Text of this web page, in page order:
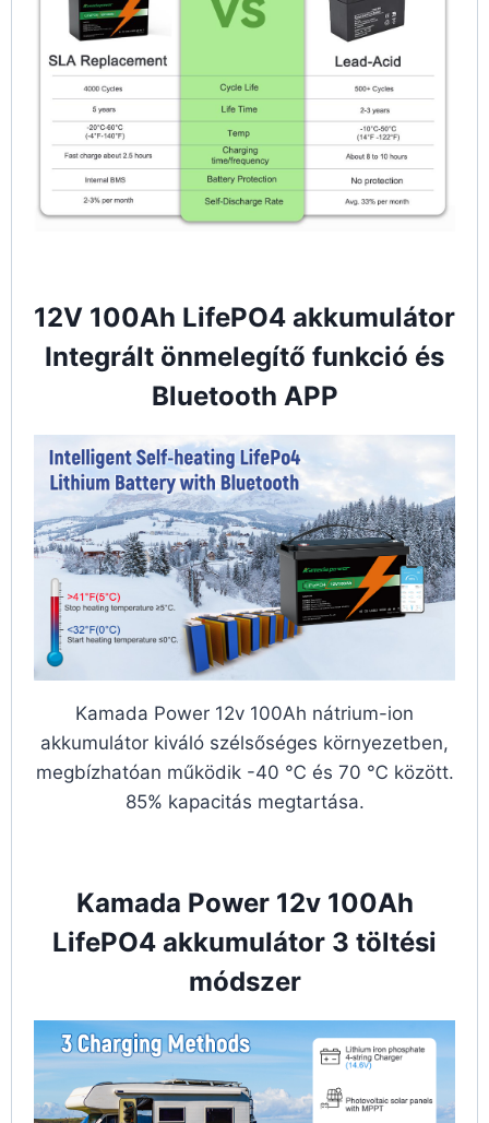
12V 100Ah LifePO4 akkumulátor
Integrált önmelegítő funkció és
Bluetooth APP
Kamada Power 12v 100Ah nátrium-ion
akkumulátor kiváló szélsőséges környezetben,
megbízhatóan működik -40 ℃ és 70 ℃ között.
85% kapacitás megtartása.
Kamada Power 12v 100Ah
LifePO4 akkumulátor 3 töltési
módszer